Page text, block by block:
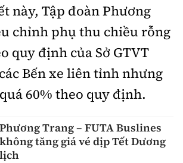
này, Tập đoàn Phương
chỉnh phụ thu chiều rỗng
quy định của Sở GTVT
Bến xe liên tỉnh nhưng
60% theo quy định.
Phương Trang – FUTA Buslines
không tăng giá vé dịp Tết Dương
lịch